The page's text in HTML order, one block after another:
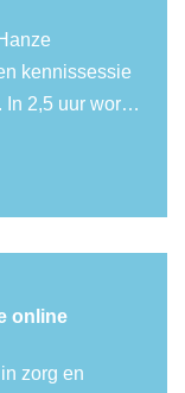
kennissessie
In 2,5 uur word
wetgeving
P&O-er en
Aan
online
zorg en